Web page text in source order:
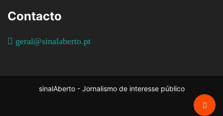
Contacto
geral@sinalaberto.pt
sinalAberto - Jornalismo de interesse público